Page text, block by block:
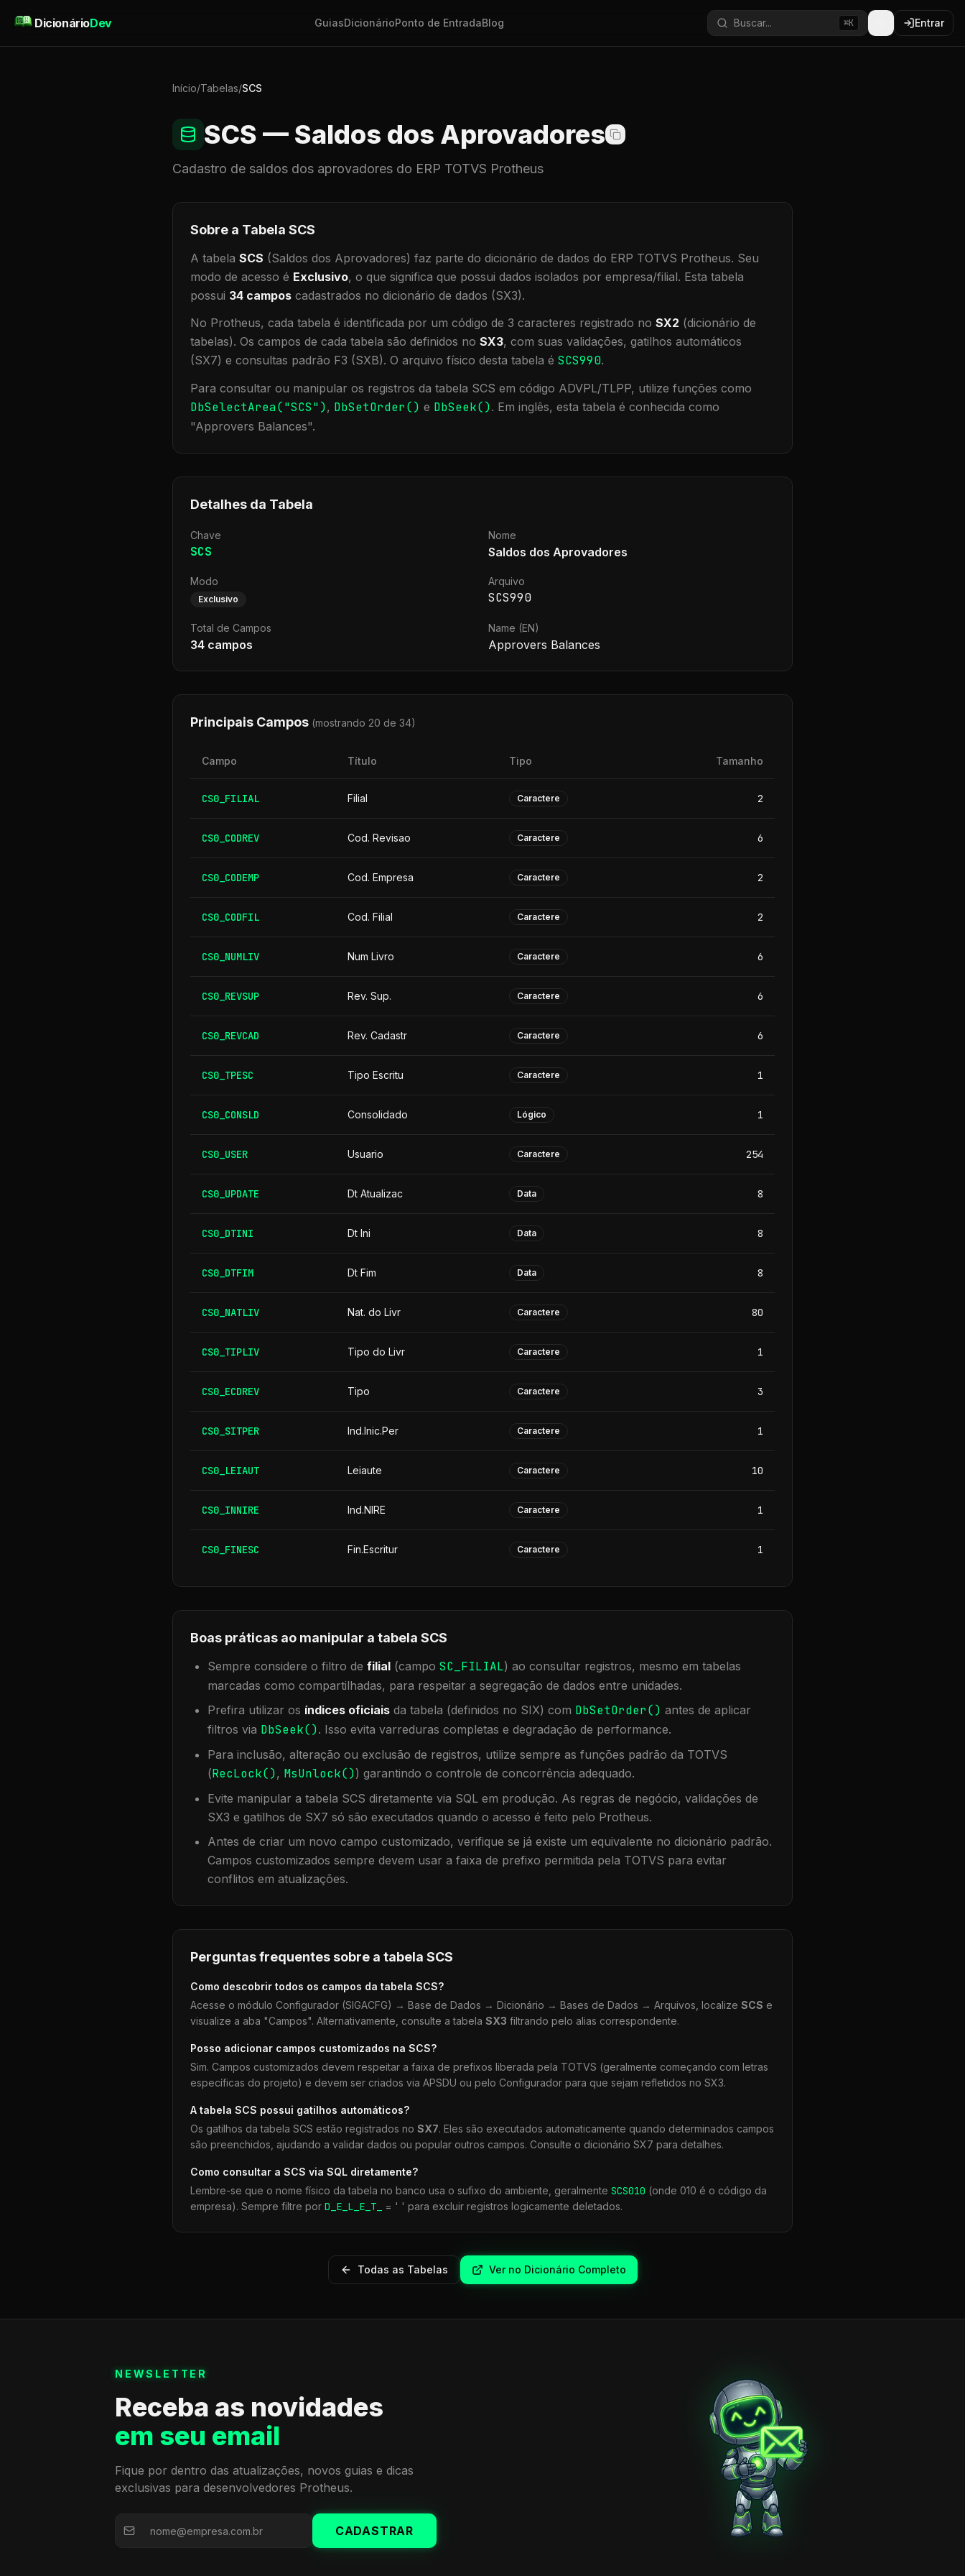
DicionárioDev GuiasDicionárioPonto de EntradaBlog Buscar... ⌘K Entrar
Início/Tabelas/SCS
SCS — Saldos dos Aprovadores
Cadastro de saldos dos aprovadores do ERP TOTVS Protheus
Sobre a Tabela SCS
A tabela SCS (Saldos dos Aprovadores) faz parte do dicionário de dados do ERP TOTVS Protheus. Seu
modo de acesso é Exclusivo, o que significa que possui dados isolados por empresa/filial. Esta tabela
possui 34 campos cadastrados no dicionário de dados (SX3).
No Protheus, cada tabela é identificada por um código de 3 caracteres registrado no SX2 (dicionário de
tabelas). Os campos de cada tabela são definidos no SX3, com suas validações, gatilhos automáticos
(SX7) e consultas padrão F3 (SXB). O arquivo físico desta tabela é SCS990.
Para consultar ou manipular os registros da tabela SCS em código ADVPL/TLPP, utilize funções como
DbSelectArea("SCS"), DbSetOrder() e DbSeek(). Em inglês, esta tabela é conhecida como
"Approvers Balances".
Detalhes da Tabela
Chave
SCS
Nome
Saldos dos Aprovadores
Modo
Exclusivo
Arquivo
SCS990
Total de Campos
34 campos
Name (EN)
Approvers Balances
Principais Campos (mostrando 20 de 34)
Campo Título Tipo Tamanho
CS0_FILIAL Filial Caractere 2
CS0_CODREV Cod. Revisao Caractere 6
CS0_CODEMP Cod. Empresa Caractere 2
CS0_CODFIL Cod. Filial Caractere 2
CS0_NUMLIV Num Livro Caractere 6
CS0_REVSUP Rev. Sup. Caractere 6
CS0_REVCAD Rev. Cadastr Caractere 6
CS0_TPESC Tipo Escritu Caractere 1
CS0_CONSLD Consolidado Lógico 1
CS0_USER Usuario Caractere 254
CS0_UPDATE Dt Atualizac Data 8
CS0_DTINI Dt Ini Data 8
CS0_DTFIM Dt Fim Data 8
CS0_NATLIV Nat. do Livr Caractere 80
CS0_TIPLIV Tipo do Livr Caractere 1
CS0_ECDREV Tipo Caractere 3
CS0_SITPER Ind.Inic.Per Caractere 1
CS0_LEIAUT Leiaute Caractere 10
CS0_INNIRE Ind.NIRE Caractere 1
CS0_FINESC Fin.Escritur Caractere 1
Boas práticas ao manipular a tabela SCS
Sempre considere o filtro de filial (campo SC_FILIAL) ao consultar registros, mesmo em tabelas
marcadas como compartilhadas, para respeitar a segregação de dados entre unidades.
Prefira utilizar os índices oficiais da tabela (definidos no SIX) com DbSetOrder() antes de aplicar
filtros via DbSeek(). Isso evita varreduras completas e degradação de performance.
Para inclusão, alteração ou exclusão de registros, utilize sempre as funções padrão da TOTVS
(RecLock(), MsUnlock()) garantindo o controle de concorrência adequado.
Evite manipular a tabela SCS diretamente via SQL em produção. As regras de negócio, validações de
SX3 e gatilhos de SX7 só são executados quando o acesso é feito pelo Protheus.
Antes de criar um novo campo customizado, verifique se já existe um equivalente no dicionário padrão.
Campos customizados sempre devem usar a faixa de prefixo permitida pela TOTVS para evitar
conflitos em atualizações.
Perguntas frequentes sobre a tabela SCS
Como descobrir todos os campos da tabela SCS?
Acesse o módulo Configurador (SIGACFG) → Base de Dados → Dicionário → Bases de Dados → Arquivos, localize SCS e
visualize a aba "Campos". Alternativamente, consulte a tabela SX3 filtrando pelo alias correspondente.
Posso adicionar campos customizados na SCS?
Sim. Campos customizados devem respeitar a faixa de prefixos liberada pela TOTVS (geralmente começando com letras
específicas do projeto) e devem ser criados via APSDU ou pelo Configurador para que sejam refletidos no SX3.
A tabela SCS possui gatilhos automáticos?
Os gatilhos da tabela SCS estão registrados no SX7. Eles são executados automaticamente quando determinados campos
são preenchidos, ajudando a validar dados ou popular outros campos. Consulte o dicionário SX7 para detalhes.
Como consultar a SCS via SQL diretamente?
Lembre-se que o nome físico da tabela no banco usa o sufixo do ambiente, geralmente SCS010 (onde 010 é o código da
empresa). Sempre filtre por D_E_L_E_T_ = ' ' para excluir registros logicamente deletados.
Todas as Tabelas Ver no Dicionário Completo
NEWSLETTER
Receba as novidades
em seu email
Fique por dentro das atualizações, novos guias e dicas
exclusivas para desenvolvedores Protheus.
CADASTRAR